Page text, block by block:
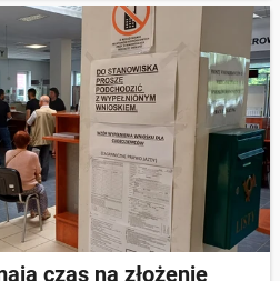
czas na złożenie